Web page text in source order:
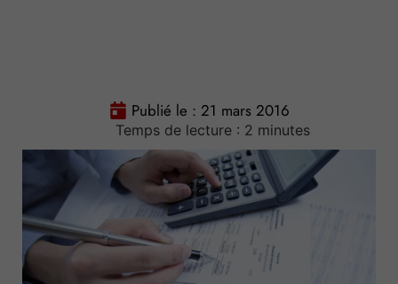
Publié le : 21 mars 2016
Temps de lecture : 2 minutes